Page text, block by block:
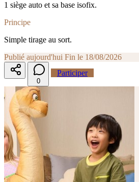
1 siège auto et sa base isofix.
Principe
Simple tirage au sort.
Publié aujourd'hui Fin le 18/08/2026
0
Participer